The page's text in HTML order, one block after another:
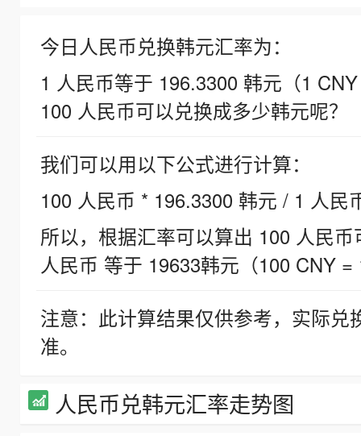
今日人民币兑换韩元汇率为：
1 人民币等于 196.3300 韩元（1
100 人民币可以兑换成多少韩元呢？
我们可以用以下公式进行计算：
100 人民币 * 196.3300 韩元 / 1 人民
所以，根据汇率可以算出 100 人民
人民币 等于 19633韩元（100 CNY =
注意：此计算结果仅供参考，实际
准。
人民币兑韩元汇率走势图